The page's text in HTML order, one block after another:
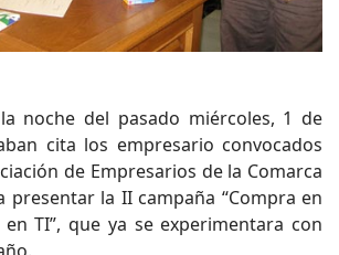
noche del pasado miércoles, 1 de
cita los empresario convocados
de Empresarios de la Comarca
presentar la II campaña “Compra en
TI”, que ya se experimentara con